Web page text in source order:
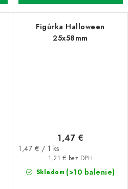
Figúrka Halloween
25x58mm
Skladom (>10 balenie)
1,21 € bez DPH
1,47 €
Jednotková
1,47 € / 1 ks